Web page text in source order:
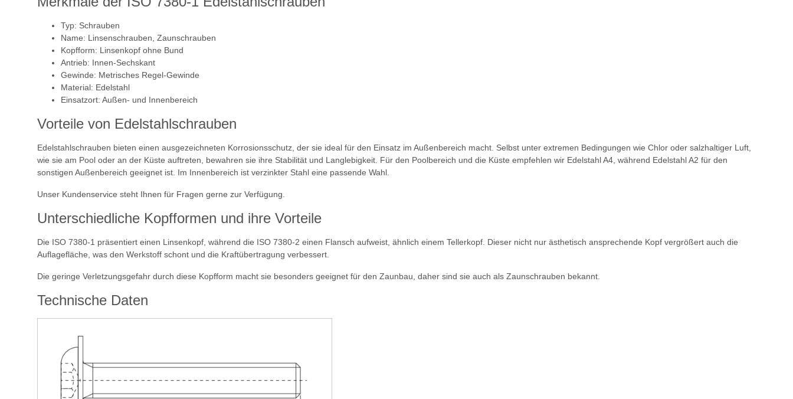
Typ: Schrauben
Name: Linsenschrauben, Zaunschrauben
Kopfform: Linsenkopf ohne Bund
Antrieb: Innen-Sechskant
Gewinde: Metrisches Regel-Gewinde
Material: Edelstahl
Einsatzort: Außen- und Innenbereich
Vorteile von Edelstahlschrauben
Edelstahlschrauben bieten einen ausgezeichneten Korrosionsschutz, der sie ideal für den Einsatz im Außenbereich macht. Selbst unter extremen Bedingungen wie Chlor oder salzhaltiger Luft,
wie sie am Pool oder an der Küste auftreten, bewahren sie ihre Stabilität und Langlebigkeit. Für den Poolbereich und die Küste empfehlen wir Edelstahl A4, während Edelstahl A2 für den
sonstigen Außenbereich geeignet ist. Im Innenbereich ist verzinkter Stahl eine passende Wahl.
Unser Kundenservice steht Ihnen für Fragen gerne zur Verfügung.
Unterschiedliche Kopfformen und ihre Vorteile
Die ISO 7380-1 präsentiert einen Linsenkopf, während die ISO 7380-2 einen Flansch aufweist, ähnlich einem Tellerkopf. Dieser nicht nur ästhetisch ansprechende Kopf vergrößert auch die
Auflagefläche, was den Werkstoff schont und die Kraftübertragung verbessert.
Die geringe Verletzungsgefahr durch diese Kopfform macht sie besonders geeignet für den Zaunbau, daher sind sie auch als Zaunschrauben bekannt.
Technische Daten